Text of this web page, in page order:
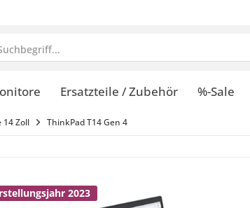
Ersatzteile / Zubehör %-Sale
14 Zoll ThinkPad T14 Gen 4
2023